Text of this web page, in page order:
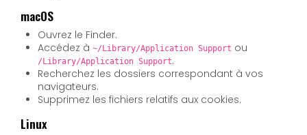
macOS
Ouvrez le Finder.
Accédez à~/Library/Application Support ou
/Library/Application Support.
Recherchez les dossiers correspondant à vos
navigateurs.
Supprimez les fichiers relatifs aux cookies.
Linux